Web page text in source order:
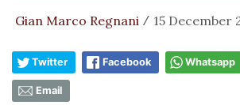
Gian Marco Regnani / 15 December
Twitter Facebook Whatsapp
Email